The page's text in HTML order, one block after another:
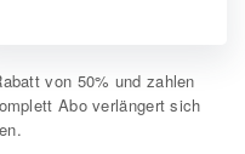
von 50% und zahlen
Abo verlängert sich